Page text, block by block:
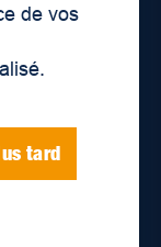
de vos
tard